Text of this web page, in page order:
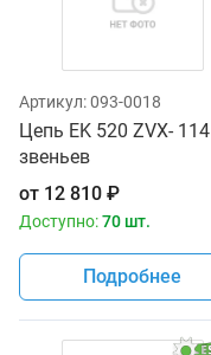
Артикул:093-0018
Цепь EK 520 ZVX- 114
звеньев
от 12 810 ₽
Доступно:70 шт.
Подробнее